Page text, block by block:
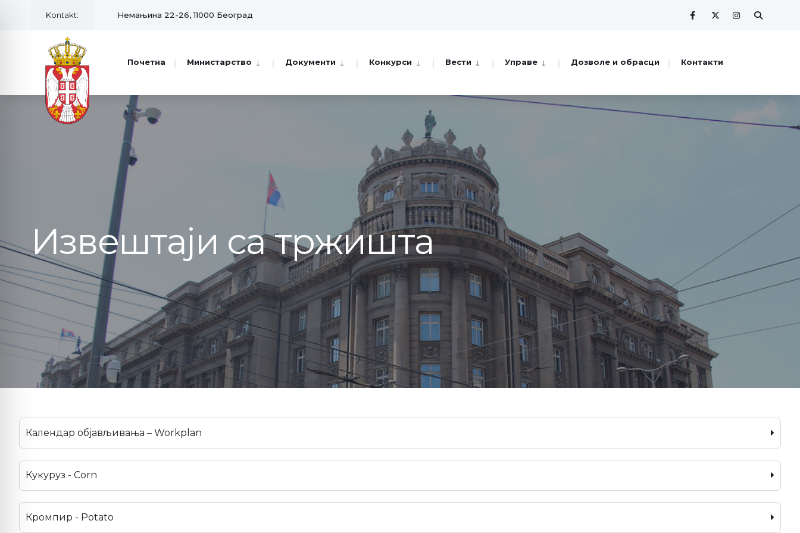
Kontakt: Немањина 22-26, 11000 Београд
Почетна Министарство Документи Конкурси Вести Управе Дозволе и обрасци Контакти
Извештаји са тржишта
Календар објављивања – Workplan
Кукуруз - Corn
Кромпир - Potato